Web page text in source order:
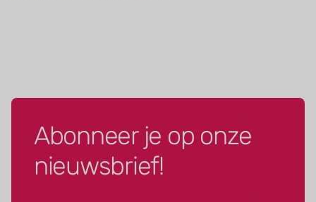
Abonneer je op onze
nieuwsbrief!